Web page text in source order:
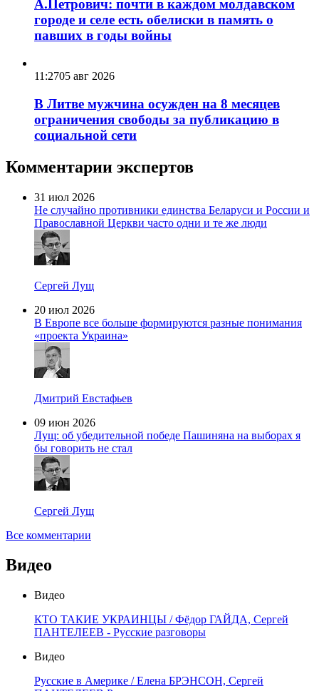
А.Петрович: почти в каждом молдавском
городе и селе есть обелиски в память о
павших в годы войны
11:2705 авг 2026
В Литве мужчина осужден на 8 месяцев
ограничения свободы за публикацию в
социальной сети
Комментарии экспертов
31 июл 2026
Не случайно противники единства Беларуси и России и
Православной Церкви часто одни и те же люди
Сергей Лущ
20 июл 2026
В Европе все больше формируются разные понимания
«проекта Украина»
Дмитрий Евстафьев
09 июн 2026
Лущ: об убедительной победе Пашиняна на выборах я
бы говорить не стал
Сергей Лущ
Все комментарии
Видео
Видео
КТО ТАКИЕ УКРАИНЦЫ / Фёдор ГАЙДА, Сергей
ПАНТЕЛЕЕВ - Русские разговоры
Видео
Русские в Америке / Елена БРЭНСОН, Сергей